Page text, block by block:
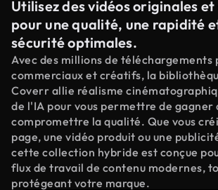
Utilisez des vidéos originales et
pour une qualité, une rapidité
sécurité optimales.
Avec des millions de téléchargements
commerciaux et créatifs, la
Coverr allie réalisme
de l'IA pour vous permettre de gagner
compromettre la qualité. Que vous
page, une vidéo produit ou une
cette collection hybride est conçue
flux de travail de contenu modernes,
protégeant votre marque.